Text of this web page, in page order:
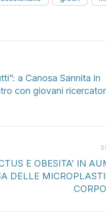
a Canosa Sannita in
con giovani
E OBESITA’ IN
DELLE